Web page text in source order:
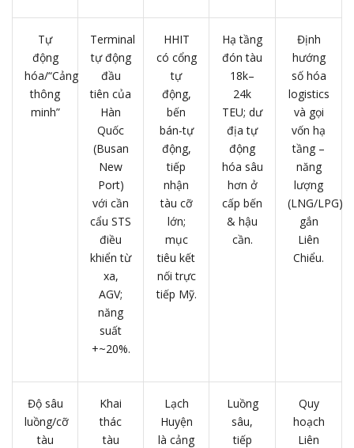
Tự
động
hóa/“Cảng
thông
minh”
Terminal
tự động
đầu
tiên của
Hàn
Quốc
(Busan
New
Port)
với cần
cẩu STS
điều
khiển từ
xa,
AGV;
năng
suất
+~20%.
HHIT
có cổng
tự
động,
bến
bán‑tự
động,
tiếp
nhận
tàu cỡ
lớn;
mục
tiêu kết
nối trực
tiếp Mỹ.
Hạ tầng
đón tàu
18k–
24k
TEU; dư
địa tự
động
hóa sâu
hơn ở
cấp bến
& hậu
cần.
Định
hướng
số hóa
logistics
và gọi
vốn hạ
tầng –
năng
lượng
(LNG/LPG)
gắn
Liên
Chiểu.
Độ sâu
luồng/cỡ
tàu
Khai
thác
tàu
Lạch
Huyện
là cảng
Luồng
sâu,
tiếp
Quy
hoạch
Liên